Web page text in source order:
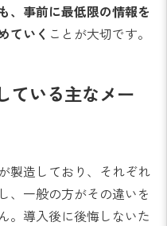
、事前に最低限の情報を
ていく ことが大切です。
ている主なメー
製造しており、それぞれ
、一般の方がその違いを
。導入後に後悔しないた